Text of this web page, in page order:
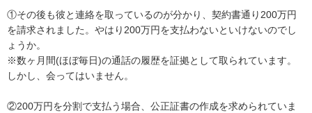
①その後も彼と連絡を取っているのが分かり、契約書通り200万円
を請求されました。やはり200万円を支払わないといけないのでし
ょうか。
※数ヶ月間(ほぼ毎日)の通話の履歴を証拠として取られています。
しかし、会ってはいません。
②200万円を分割で支払う場合、公正証書の作成を求められていま